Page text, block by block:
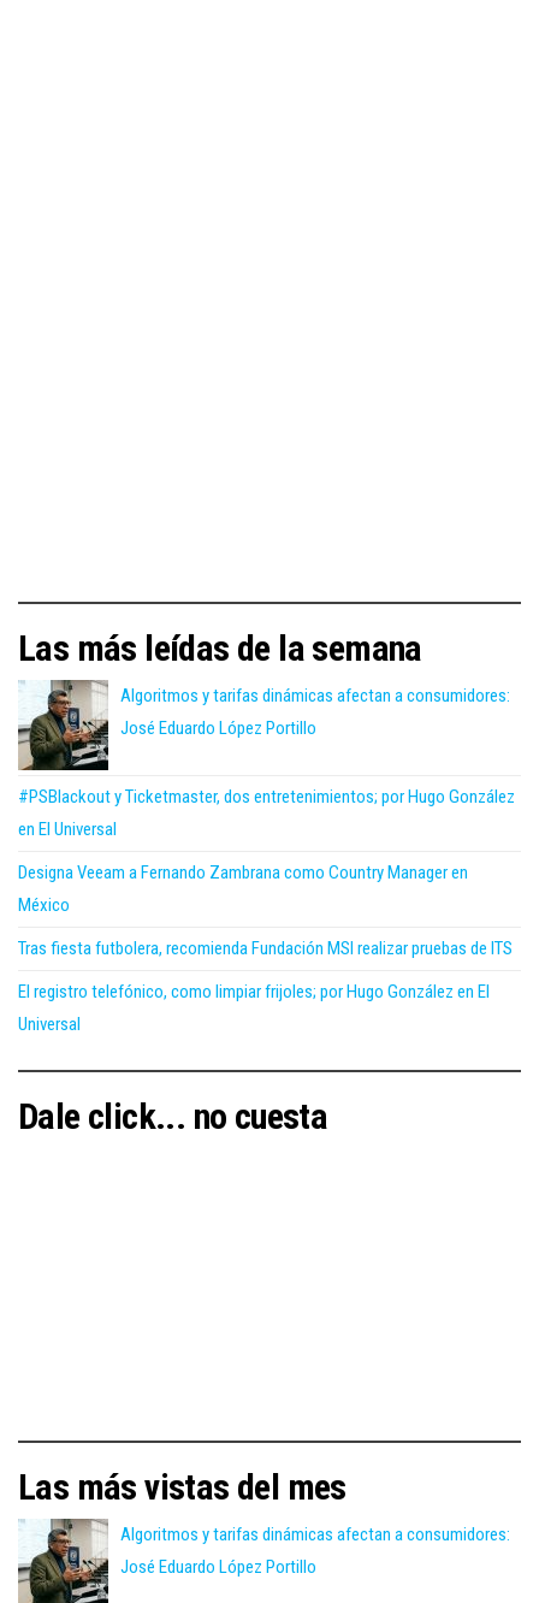
Las más leídas de la semana
Algoritmos y tarifas dinámicas afectan a consumidores:
José Eduardo López Portillo
#PSBlackout y Ticketmaster, dos entretenimientos; por Hugo González
en El Universal
Designa Veeam a Fernando Zambrana como Country Manager en
México
Tras fiesta futbolera, recomienda Fundación MSI realizar pruebas de ITS
El registro telefónico, como limpiar frijoles; por Hugo González en El
Universal
Dale click... no cuesta
Las más vistas del mes
Algoritmos y tarifas dinámicas afectan a consumidores:
José Eduardo López Portillo